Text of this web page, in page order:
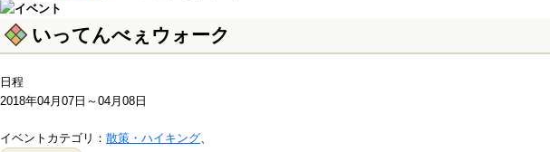
いってんべぇウォーク
日程
2018年04月07日～04月08日
イベントカテゴリ： 散策・ハイキング、